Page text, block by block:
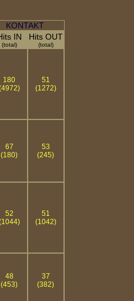
KONTAKT
IN
(total)
Hits OUT
(total)
180
51
(1272)
67
(180)
53
(245)
52
51
(1042)
48
(453)
37
(382)